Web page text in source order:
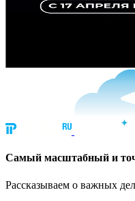
Cамый масштабный и
Рассказываем о важных